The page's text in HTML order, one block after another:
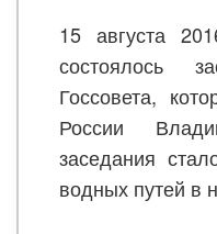
15 августа
состоялось
Госсовета,
России
заседания
водных путей в